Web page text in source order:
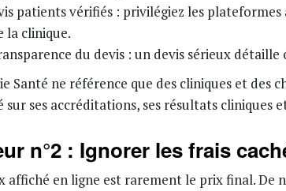
patients vérifiés : privilégiez les
la clinique.
du devis : un devis sérieux
Santé ne référence que des cliniques et
sur ses accréditations, ses résultats cliniques
n°2 : Ignorer les frais
affiché en ligne est rarement le prix final. De